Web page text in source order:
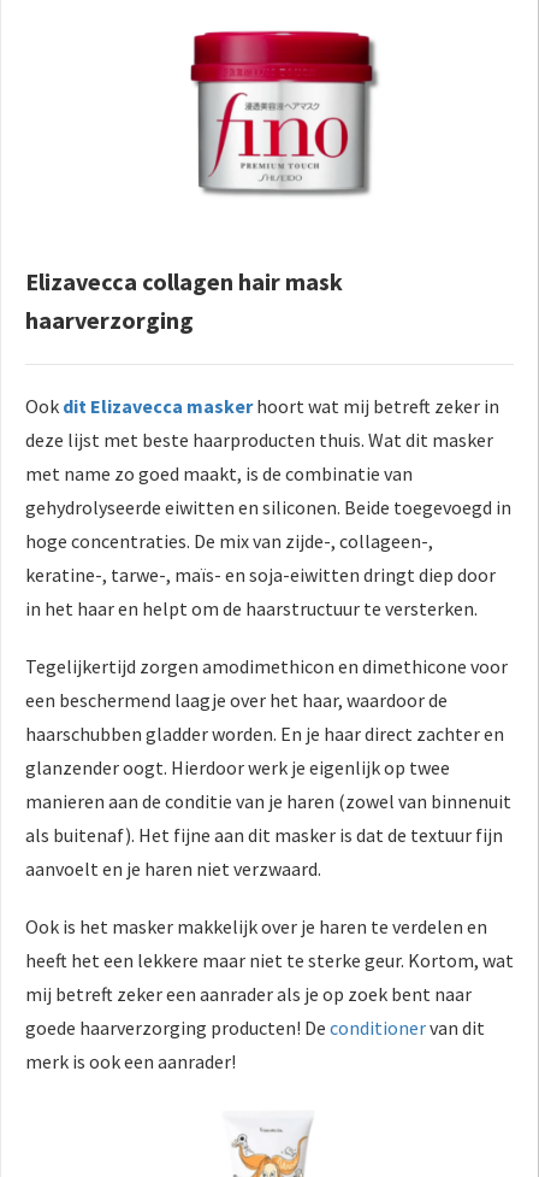
Elizavecca collagen hair mask
haarverzorging
Ook dit Elizavecca maskerhoort wat mij betreft zeker in
deze lijst met beste haarproducten thuis. Wat dit masker
met name zo goed maakt, is de combinatie van
gehydrolyseerde eiwitten en siliconen. Beide toegevoegd in
hoge concentraties. De mix van zijde-, collageen-,
keratine-, tarwe-, maïs- en soja-eiwitten dringt diep door
in het haar en helpt om de haarstructuur te versterken.
Tegelijkertijd zorgen amodimethicon en dimethicone voor
een beschermend laagje over het haar, waardoor de
haarschubben gladder worden. En je haar direct zachter en
glanzender oogt. Hierdoor werk je eigenlijk op twee
manieren aan de conditie van je haren (zowel van binnenuit
als buitenaf). Het fijne aan dit masker is dat de textuur fijn
aanvoelt en je haren niet verzwaard.
Ook is het masker makkelijk over je haren te verdelen en
heeft het een lekkere maar niet te sterke geur. Kortom, wat
mij betreft zeker een aanrader als je op zoek bent naar
goede haarverzorging producten! De conditionervan dit
merk is ook een aanrader!